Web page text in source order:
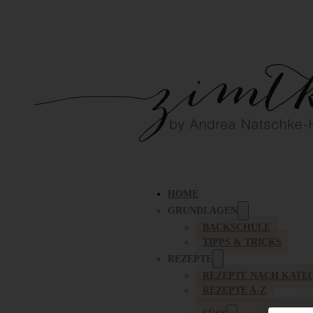
HOME
GRUNDLAGEN
BACKSCHULE
TIPPS & TRICKS
REZEPTE
REZEPTE NACH
REZEPTE A-Z